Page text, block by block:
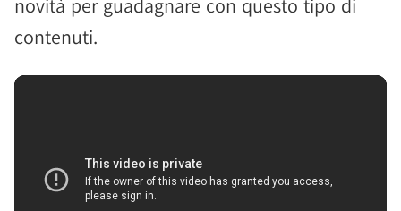
novità per guadagnare con questo tipo di
contenuti.